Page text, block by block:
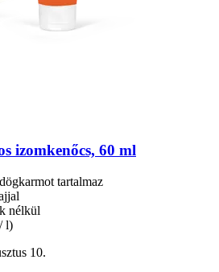
izomkenőcs, 60 ml
tartalmaz
nélkül
l)
10.